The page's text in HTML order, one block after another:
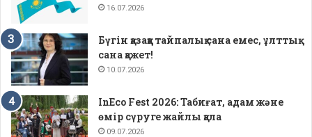
16.07.2026
Бүгін қазаққа тайпалық сана емес, ұлттық
сана қажет!
10.07.2026
InEco Fest 2026: Табиғат, адам және
өмір сүруге жайлы қала
09.07.2026